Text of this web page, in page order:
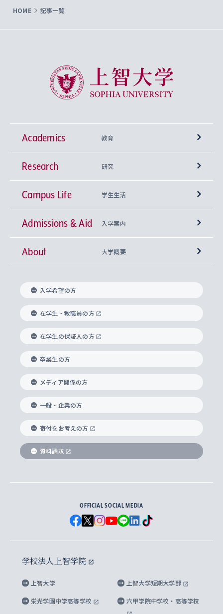
HOME 記事一覧
上智大学 Sophia University
Academics 教育
学部
神学部
文学部
総合人間科学部
経済学部
外国語学部
総合グローバル学部
国際教養学部
理工学部
Futures） – 持続可能な未来を考える６学科連携
興味から学科を探す
上智大学の全学共通教育
基盤教育センター
キリスト教人間学
身体知
思考と表現
データサイエンス
上智大学の語学教育
言語教育研究センター
上智大学のグローバル教育
グローバル教育センター
上智大学で学ぶ
海外で学ぶ
学びのサポート
大学院
神学研究科
実践宗教学研究科
総合人間科学研究科
経済学研究科
グローバル・スタディーズ研究科
助産学専攻科
生涯学習
Research 研究
研究所 等
キリスト教文化研究所
中世思想研究所
国際言語情報研究所
グローバル・コンサーン研究所
比較文化研究所
ヨーロッパ研究所
アジア文化研究所
アメリカ・カナダ研究所
メディア・ジャーナリズム研究所
水稀少社会研究センター
先進機械・構造材料イノベーションセンター
Sophia Open Research Weeks (SORW)
産官学連携
知的財産
研究支援制度
重点領域研究・自由課題研究
研究活動に関する法令・研究費の使用について
Campus Life 学生生活
学期区分と授業時間割
課外活動
課外教育プログラム
ボランティア活動
グローバルな学びのコミュニティ
学生の相談窓口
心身の健康相談
ハラスメント防止の取り組み
障がいのある学生への支援
キャリア形成サポート
キャリア形成支援プログラム
就職（内定先）・進路統計
企業の採用ご担当者様へのご案内
住まいのサポート
Admissions & Aid 入学案内
上智大学で取得できる学位
入れの方針）
科目等履修生
研究生・外国人特別研究生・国費留学生
交換留学生(海外大学から上智大学で学ぶ)
ノンディグリー生
Sophia Short-term Program受講生
学費・奨学金
学部入学前に出願する奨学金
国による高等教育の修学支援新制度
大学院生対象の奨学金
海外留学する際の費用と奨学金
About 大学概要
理事長・学長メッセージ
学長・副学長紹介
上智大学の精神
上智大学の理念
上智大学の沿革
ソフィア・アーカイブズ
上智大学とカトリック
グローバルエンゲージメント
上智大学を訪れた世界の知性
国連Weeks・アフリカWeeks
ダイバーシティ＆サステナビリティへの取り組み
上智大学公式ソーシャルメディア
学校法人上智学院について
数字で見る上智大学
上智大学のネットワーク
父母・保証人とのネットワーク
学外とのネットワーク
上智大学の出版物
上智大学大学案内・大学院案内
英文広報誌 SOPHIA magazine
上智大学のビジュアル・アイデンティティ
上智大学ビジュアル・アイデンティティ
上智大学校歌 ・上智大学学生歌
上智大学への取材・キャンパスでの撮影について
上智大学の公開情報
上智大学の教育研究活動等の情報公表
キャンパス案内
入学希望の方
在学生・教職員の方
在学生の保証人の方
卒業生の方
メディア関係の方
一般・企業の方
寄付をお考えの方
資料請求
OFFICIAL SOCIAL MEDIA
学校法人上智学院
上智大学 上智大学短期大学部
栄光学園中学高等学校 六甲学院中学校・高等学校